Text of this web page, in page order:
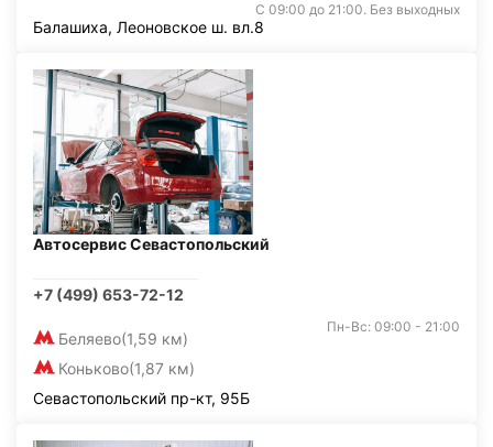
С 09:00 до 21:00. Без выходных
Балашиха, Леоновское ш. вл.8
Автосервис Севастопольский
+7 (499) 653-72-12
Беляево(1,59 км)
Коньково(1,87 км)
Пн-Вс: 09:00 - 21:00
Севастопольский пр-кт, 95Б